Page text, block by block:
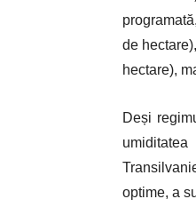
de
hectare),
Deși
optime, a